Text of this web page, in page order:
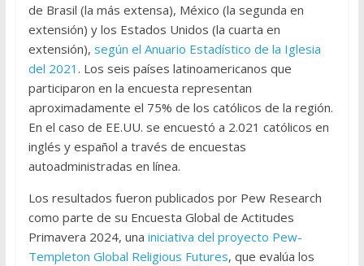
de Brasil (la más extensa), México (la segunda en
extensión) y los Estados Unidos (la cuarta en
extensión), según el Anuario Estadístico de la Iglesia
del 2021 . Los seis países latinoamericanos que
participaron en la encuesta representan
aproximadamente el 75% de los católicos de la región.
En el caso de EE.UU. se encuestó a 2.021 católicos en
inglés y español a través de encuestas
autoadministradas en línea.
Los resultados fueron publicados por Pew Research
como parte de su Encuesta Global de Actitudes
Primavera 2024, una iniciativa del proyecto Pew-
Templeton Global Religious Futures, que evalúa los